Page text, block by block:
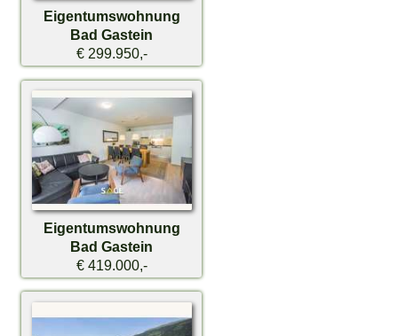
Eigentumswohnung
Bad Gastein
€ 299.950,-
Eigentumswohnung
Bad Gastein
€ 419.000,-